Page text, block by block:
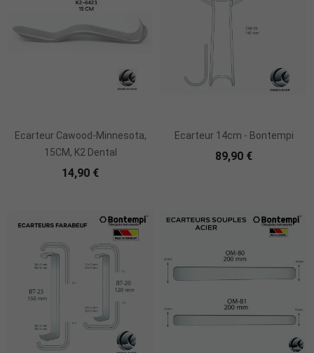
Ecarteur Cawood-Minnesota,
15CM, K2 Dental
14,90 €
Ecarteur 14cm - Bontempi
89,90 €